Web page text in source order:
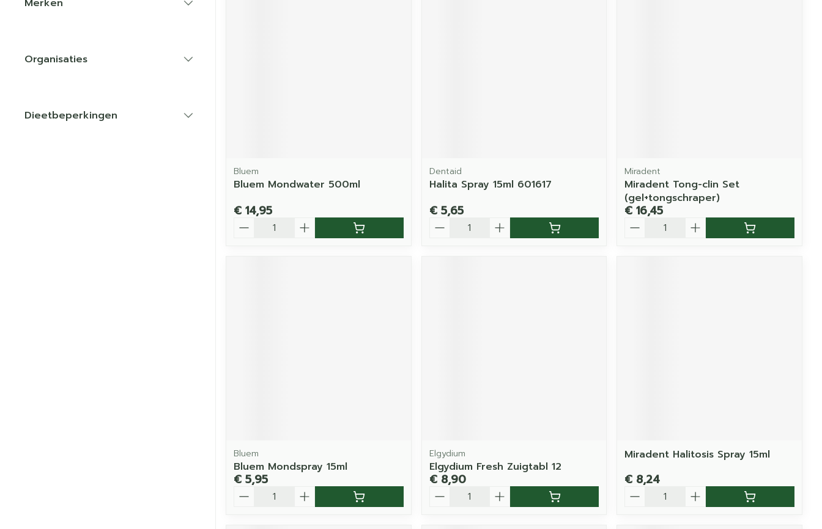
Merken
Organisaties
Dieetbeperkingen
Bluem
Bluem Mondwater 500ml
€ 14,95
Dentaid
Halita Spray 15ml 601617
€ 5,65
Miradent
Miradent Tong-clin Set
(gel+tongschraper)
€ 16,45
Bluem
Bluem Mondspray 15ml
€ 5,95
Elgydium
Elgydium Fresh Zuigtabl 12
€ 8,90
Miradent Halitosis Spray 15ml
€ 8,24